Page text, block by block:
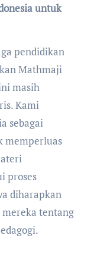
untuk
pendidikan
Mathmaji
masih
Kami
sebagai
memperluas
proses
diharapkan
tentang